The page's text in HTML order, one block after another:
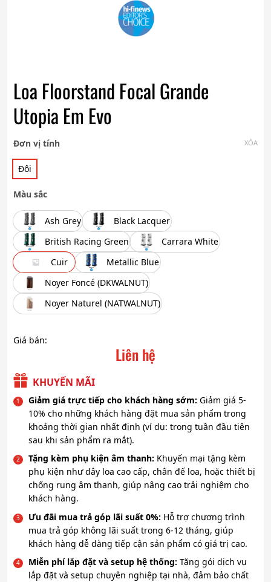
Loa Floorstand Focal Grande
Utopia Em Evo
Đơn vị tính
Đôi
Màu sắc
Ash Grey
Black Lacquer
British Racing Green
Carrara White
Cuir
Metallic Blue
Noyer Foncé (DKWALNUT)
Noyer Naturel (NATWALNUT)
XÓA
Giá bán:
Liên hệ
KHUYẾN MÃI
Giảm giá trực tiếp cho khách hàng sớm: Giảm giá 5-
10% cho những khách hàng đặt mua sản phẩm trong
khoảng thời gian nhất định (ví dụ: trong tuần đầu tiên
sau khi sản phẩm ra mắt).
Tặng kèm phụ kiện âm thanh: Khuyến mại tặng kèm
phụ kiện như dây loa cao cấp, chân đế loa, hoặc thiết bị
chống rung âm thanh, giúp nâng cao trải nghiệm cho
khách hàng.
Ưu đãi mua trả góp lãi suất 0%: Hỗ trợ chương trình
mua trả góp không lãi suất trong 6-12 tháng, giúp
khách hàng dễ dàng tiếp cận sản phẩm có giá trị cao.
Miễn phí lắp đặt và setup hệ thống: Tặng gói dịch vụ
lắp đặt và setup chuyên nghiệp tại nhà, đảm bảo chất